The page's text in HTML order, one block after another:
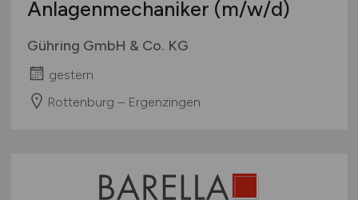
Anlagenmechaniker (m/w/d)
Gühring GmbH & Co. KG
gestern
Rottenburg – Ergenzingen